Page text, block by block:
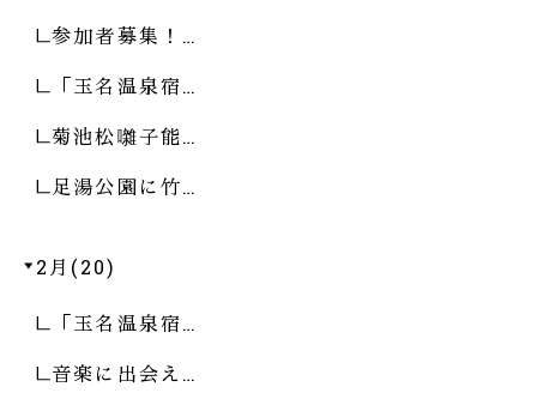
参加者募集！…
「玉名温泉宿…
菊池松囃子能…
足湯公園に竹…
2月(20)
「玉名温泉宿…
音楽に出会え…